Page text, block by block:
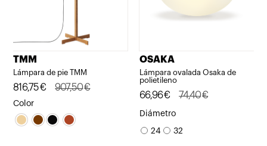
TMM
Lámpara de pie TMM
907,50€
El
precio
original
816,75€
El
precio
actual
Color
OSAKA
Lámpara ovalada Osaka de
polietileno
74,40€
El
precio
original
66,96€
El
precio
actual
Diámetro
24 32